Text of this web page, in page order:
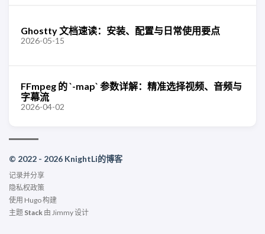
Ghostty 文档速读：安装、配置与日常使用要点
2026-05-15
FFmpeg 的 `-map` 参数详解：精准选择视频、音频与
字幕流
2026-04-02
© 2022 - 2026 KnightLi的博客
记录并分享
隐私权政策
使用 Hugo构建
主题 Stack 由 Jimmy设计